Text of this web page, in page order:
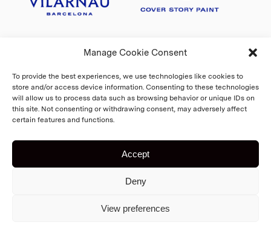
Manage Cookie Consent
To provide the best experiences, we use technologies like cookies to
store and/or access device information. Consenting to these technologies
will allow us to process data such as browsing behavior or unique IDs on
this site. Not consenting or withdrawing consent, may adversely affect
certain features and functions.
Accept
Deny
View preferences
Copyright 2026 Fiskars Village